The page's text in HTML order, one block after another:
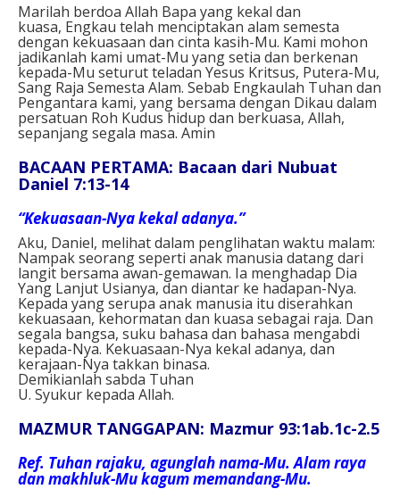
Marilah berdoa Allah Bapa yang kekal dan
kuasa, Engkau telah menciptakan alam semesta
dengan kekuasaan dan cinta kasih-Mu. Kami mohon
jadikanlah kami umat-Mu yang setia dan berkenan
kepada-Mu seturut teladan Yesus Kritsus, Putera-Mu,
Sang Raja Semesta Alam. Sebab Engkaulah Tuhan dan
Pengantara kami, yang bersama dengan Dikau dalam
persatuan Roh Kudus hidup dan berkuasa, Allah,
sepanjang segala masa. Amin
BACAAN PERTAMA: Bacaan dari Nubuat
Daniel 7:13-14
“Kekuasaan-Nya kekal adanya.”
Aku, Daniel, melihat dalam penglihatan waktu malam:
Nampak seorang seperti anak manusia datang dari
langit bersama awan-gemawan. Ia menghadap Dia
Yang Lanjut Usianya, dan diantar ke hadapan-Nya.
Kepada yang serupa anak manusia itu diserahkan
kekuasaan, kehormatan dan kuasa sebagai raja. Dan
segala bangsa, suku bahasa dan bahasa mengabdi
kepada-Nya. Kekuasaan-Nya kekal adanya, dan
kerajaan-Nya takkan binasa.
Demikianlah sabda Tuhan
U. Syukur kepada Allah.
MAZMUR TANGGAPAN: Mazmur 93:1ab.1c-2.5
Ref. Tuhan rajaku, agunglah nama-Mu. Alam raya
dan makhluk-Mu kagum memandang-Mu.